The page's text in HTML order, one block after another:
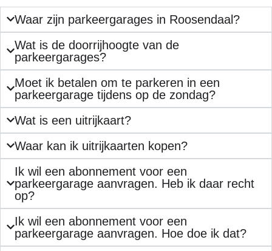
Waar zijn parkeergarages in Roosendaal?
Wat is de doorrijhoogte van de
parkeergarages?
Moet ik betalen om te parkeren in een
parkeergarage tijdens op de zondag?
Wat is een uitrijkaart?
Waar kan ik uitrijkaarten kopen?
Ik wil een abonnement voor een
parkeergarage aanvragen. Heb ik daar recht
op?
Ik wil een abonnement voor een
parkeergarage aanvragen. Hoe doe ik dat?